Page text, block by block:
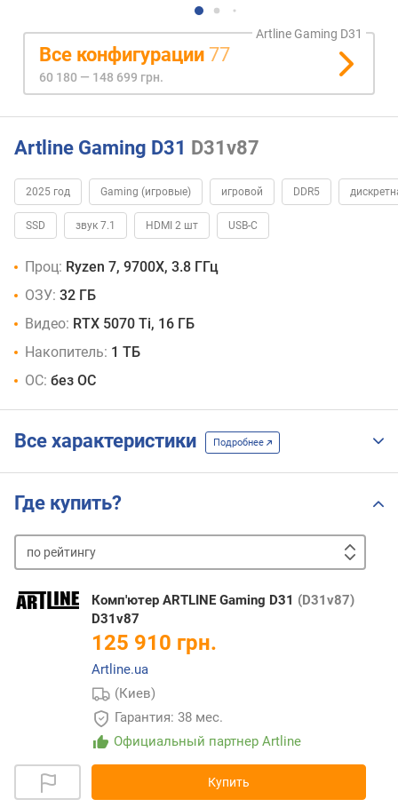
Artline Gaming D31
Все конфигурации 77
60 180 — 148 699 грн.
Artline Gaming D31 D31v87
2025 год Gaming (игровые) игровой DDR5
SSD звук 7.1 HDMI 2 шт USB-C
Проц: Ryzen 7, 9700X, 3.8 ГГц
ОЗУ: 32 ГБ
Видео: RTX 5070 Ti, 16 ГБ
Накопитель: 1 ТБ
ОС: без ОС
Все характеристики Подробнее
Где купить?
по
рейтингу от
к
Комп'ютер ARTLINE Gaming D31 (D31v87)
D31v87
125 910 грн.
Artline.ua
(Киев)
Гарантия: 38 мес.
Официальный партнер Artline
Купить